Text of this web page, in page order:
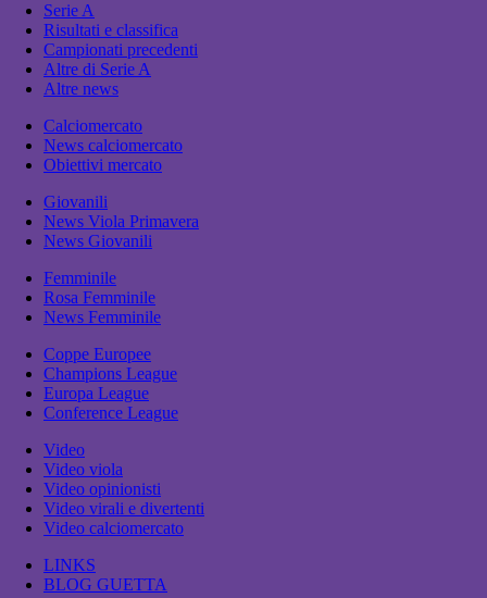
Serie A
Risultati e classifica
Campionati precedenti
Altre di Serie A
Altre news
Calciomercato
News calciomercato
Obiettivi mercato
Giovanili
News Viola Primavera
News Giovanili
Femminile
Rosa Femminile
News Femminile
Coppe Europee
Champions League
Europa League
Conference League
Video
Video viola
Video opinionisti
Video virali e divertenti
Video calciomercato
LINKS
BLOG GUETTA